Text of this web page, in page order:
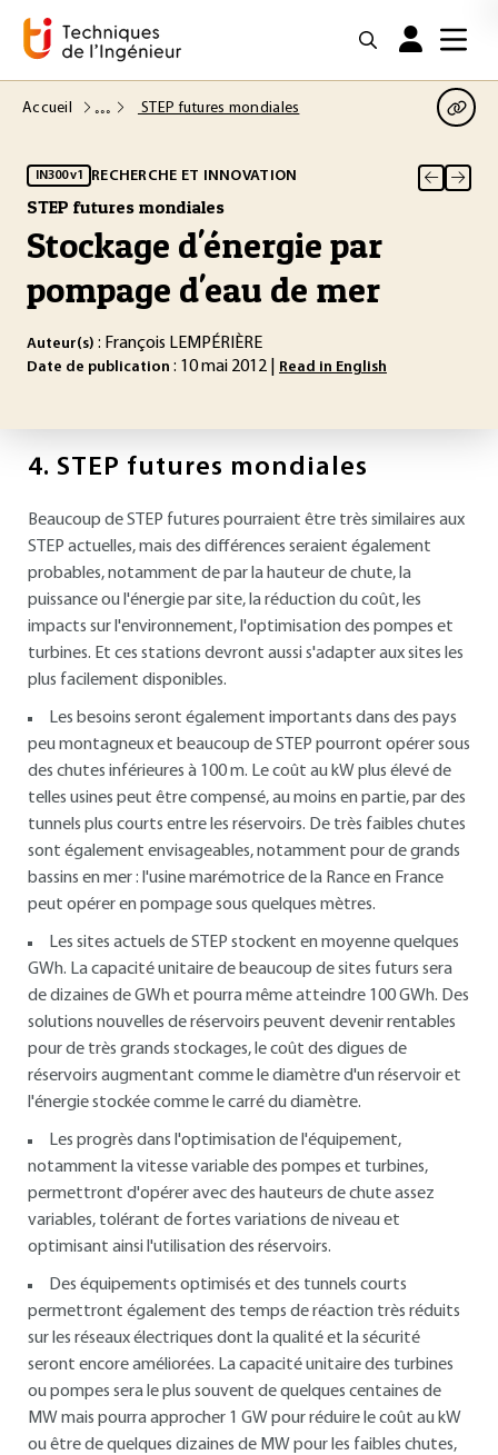
Accueil STEP futures mondiales
IN300 v1 RECHERCHE ET INNOVATION
STEP futures mondiales
Stockage d'énergie par
pompage d'eau de mer
Auteur(s) : François LEMPÉRIÈRE
Date de publication : 10 mai 2012 | Read in English
4. STEP futures mondiales
Beaucoup de STEP futures pourraient être très similaires aux
STEP actuelles, mais des différences seraient également
probables, notamment de par la hauteur de chute, la
puissance ou l'énergie par site, la réduction du coût, les
impacts sur l'environnement, l'optimisation des pompes et
turbines. Et ces stations devront aussi s'adapter aux sites les
plus facilement disponibles.
Les besoins seront également importants dans des pays
peu montagneux et beaucoup de STEP pourront opérer sous
des chutes inférieures à 100 m. Le coût au kW plus élevé de
telles usines peut être compensé, au moins en partie, par des
tunnels plus courts entre les réservoirs. De très faibles chutes
sont également envisageables, notamment pour de grands
bassins en mer : l'usine marémotrice de la Rance en France
peut opérer en pompage sous quelques mètres.
Les sites actuels de STEP stockent en moyenne quelques
GWh. La capacité unitaire de beaucoup de sites futurs sera
de dizaines de GWh et pourra même atteindre 100 GWh. Des
solutions nouvelles de réservoirs peuvent devenir rentables
pour de très grands stockages, le coût des digues de
réservoirs augmentant comme le diamètre d'un réservoir et
l'énergie stockée comme le carré du diamètre.
Les progrès dans l'optimisation de l'équipement,
notamment la vitesse variable des pompes et turbines,
permettront d'opérer avec des hauteurs de chute assez
variables, tolérant de fortes variations de niveau et
optimisant ainsi l'utilisation des réservoirs.
Des équipements optimisés et des tunnels courts
permettront également des temps de réaction très réduits
sur les réseaux électriques dont la qualité et la sécurité
seront encore améliorées. La capacité unitaire des turbines
ou pompes sera le plus souvent de quelques centaines de
MW mais pourra approcher 1 GW pour réduire le coût au kW
ou être de quelques dizaines de MW pour les faibles chutes,